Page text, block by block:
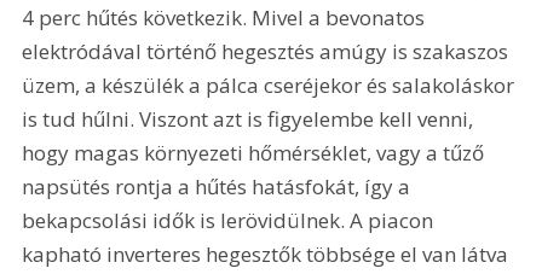
4 perc hűtés következik. Mivel a bevonatos
elektródával történő hegesztés amúgy is szakaszos
üzem, a készülék a pálca cseréjekor és salakoláskor
is tud hűlni. Viszont azt is figyelembe kell venni,
hogy magas környezeti hőmérséklet, vagy a tűző
napsütés rontja a hűtés hatásfokát, így a
bekapcsolási idők is lerövidülnek. A piacon
kapható inverteres hegesztők többsége el van látva